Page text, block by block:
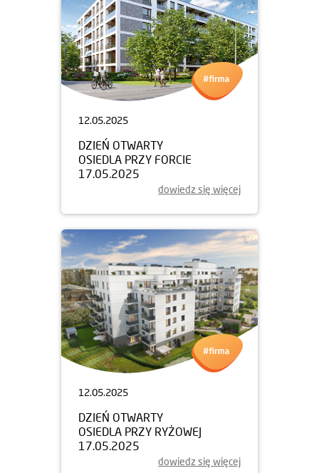
12.05.2025
DZIEŃ OTWARTY
OSIEDLA PRZY FORCIE
17.05.2025
dowiedz się więcej
12.05.2025
DZIEŃ OTWARTY
OSIEDLA PRZY RYŻOWEJ
17.05.2025
dowiedz się więcej